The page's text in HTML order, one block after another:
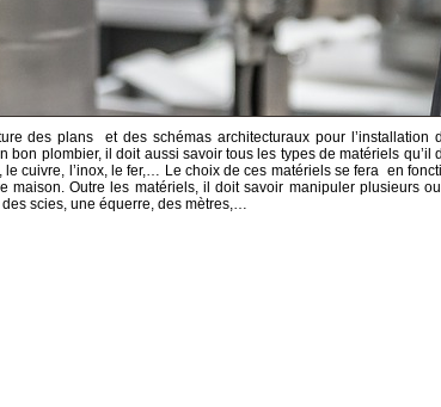
des plans et des schémas architecturaux pour l’installation
plombier, il doit aussi savoir tous les types de matériels qu’il
cuivre, l’inox, le fer,… Le choix de ces matériels se fera en
Outre les matériels, il doit savoir manipuler plusieurs
scies, une équerre, des mètres,…